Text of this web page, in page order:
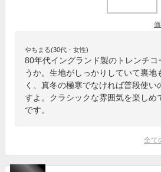
やちまる(30代・女性)
80年代イングランド製のトレンチコ
うか。生地がしっかりしていて裏地
く、真冬の極寒でなければ普段使い
すよ。クラシックな雰囲気を楽しめ
です。
全て